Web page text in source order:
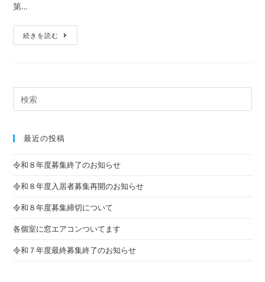
第…
続きを読む
最近の投稿
令和８年度募集終了のお知らせ
令和８年度入居者募集再開のお知らせ
令和８年度募集締切について
各個室に窓エアコンついてます
令和７年度最終募集終了のお知らせ